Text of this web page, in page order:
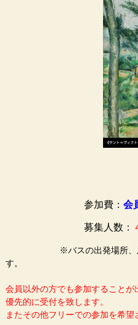
参加費： 会
募集人数：
※バスの出発場所、及び
す。
会員以外の方でも参加すること
優先的に受付を致します。
またその他フリーでの参加を希